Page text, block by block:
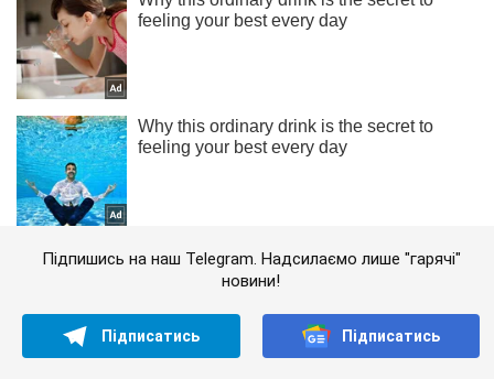
Підпишись на наш Telegram. Надсилаємо лише "гарячі"
новини!
Підписатись Підписатись